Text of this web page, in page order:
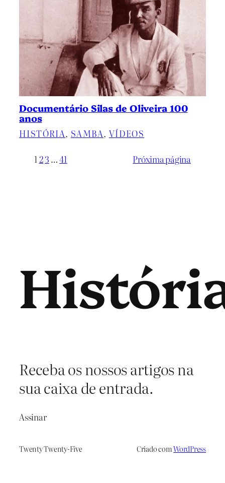
Documentário Silas de Oliveira 100
anos
HISTÓRIA, SAMBA, VÍDEOS
1 23 …41 Próxima página
Receba os nossos artigos na
sua caixa de entrada.
Assinar
Twenty Twenty-Five Criado comWordPress